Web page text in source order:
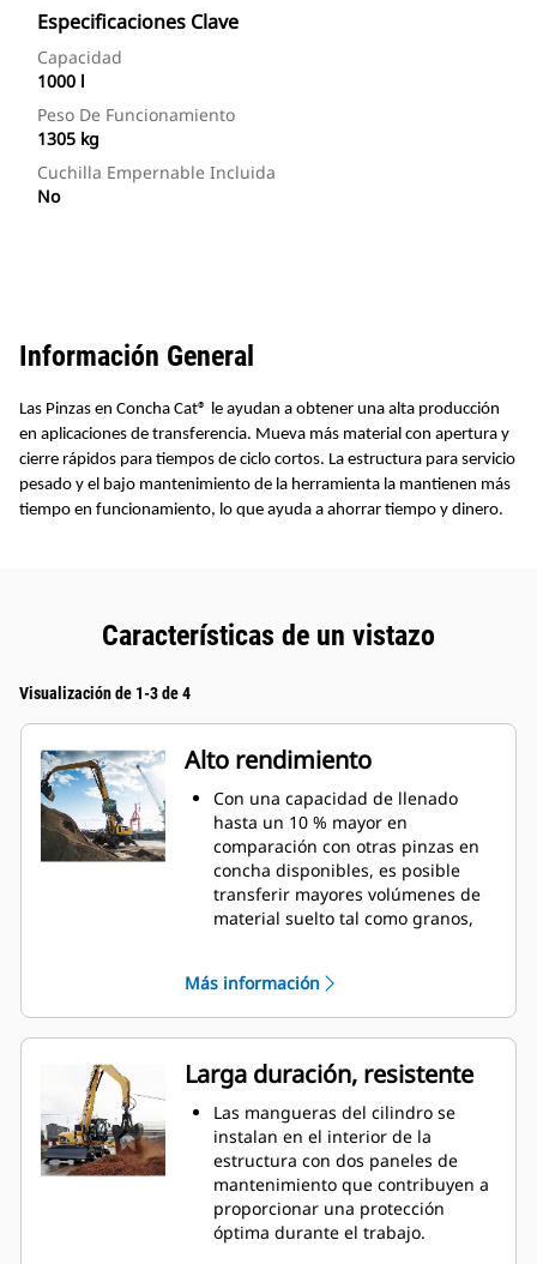
Especificaciones Clave
Capacidad
1000 l
Peso De Funcionamiento
1305 kg
Cuchilla Empernable Incluida
No
Información General
Las Pinzas en Concha Cat® le ayudan a obtener una alta producción
en aplicaciones de transferencia. Mueva más material con apertura y
cierre rápidos para tiempos de ciclo cortos. La estructura para servicio
pesado y el bajo mantenimiento de la herramienta la mantienen más
tiempo en funcionamiento, lo que ayuda a ahorrar tiempo y dinero.
Características de un vistazo
Visualización de 1-3 de 4
Alto rendimiento
Con una capacidad de llenado
hasta un 10 % mayor en
comparación con otras pinzas en
concha disponibles, es posible
transferir mayores volúmenes de
material suelto tal como granos,
producción con la apertura de
valva ancha para la manipulación
de materiales.
La potente fuerza de cierre de las
valvas de la pinza, combinada con
la rapidez de la apertura y el
cierre, ayuda a acortar los tiempos
de ciclo y centrarse en la tarea
para mover más toneladas por
hora.
Cat PL161 Attachment Locator es
Más información
Larga duración, resistente
Las mangueras del cilindro se
instalan en el interior de la
estructura con dos paneles de
mantenimiento que contribuyen a
proporcionar una protección
óptima durante el trabajo.